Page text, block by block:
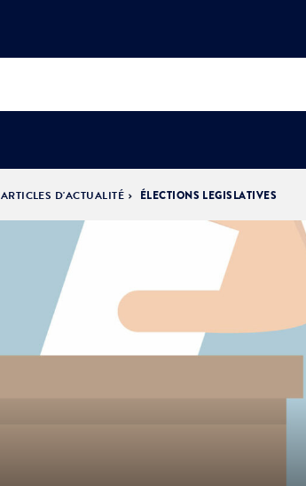
ACTUALITÉS &
ÉVÈNEMENTS
DÉMOCRATIE
PARTICIPATIVE
ARTICLES D'ACTUALITÉ ÉLECTIONS LEGISLATIVES